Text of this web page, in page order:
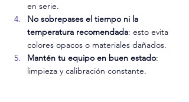
en serie.
No sobrepases el tiempo ni la
temperatura recomendada: esto evita
colores opacos o materiales dañados.
Mantén tu equipo en buen estado:
limpieza y calibración constante.